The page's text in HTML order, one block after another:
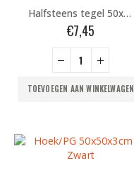
Halfsteens tegel 50x25x3 cm + pen & gat – Zwart
€7,45
TOEVOEGEN AAN WINKELWAGEN